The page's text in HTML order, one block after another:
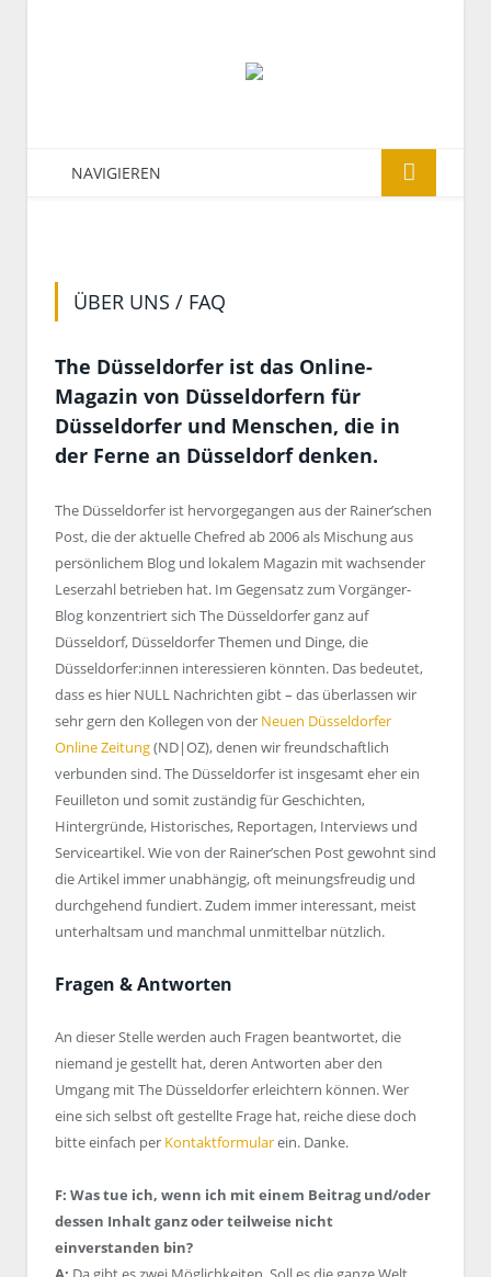
NAVIGIEREN
ÜBER UNS / FAQ
The Düsseldorfer ist das Online-
Magazin von Düsseldorfern für
Düsseldorfer und Menschen, die in
der Ferne an Düsseldorf denken.
The Düsseldorfer ist hervorgegangen aus der Rainer’schen
Post, die der aktuelle Chefred ab 2006 als Mischung aus
persönlichem Blog und lokalem Magazin mit wachsender
Leserzahl betrieben hat. Im Gegensatz zum Vorgänger-
Blog konzentriert sich The Düsseldorfer ganz auf
Düsseldorf, Düsseldorfer Themen und Dinge, die
Düsseldorfer:innen interessieren könnten. Das bedeutet,
dass es hier NULL Nachrichten gibt – das überlassen wir
sehr gern den Kollegen von der Neuen Düsseldorfer
Online Zeitung(ND|OZ), denen wir freundschaftlich
verbunden sind. The Düsseldorfer ist insgesamt eher ein
Feuilleton und somit zuständig für Geschichten,
Hintergründe, Historisches, Reportagen, Interviews und
Serviceartikel. Wie von der Rainer’schen Post gewohnt sind
die Artikel immer unabhängig, oft meinungsfreudig und
durchgehend fundiert. Zudem immer interessant, meist
unterhaltsam und manchmal unmittelbar nützlich.
Fragen & Antworten
An dieser Stelle werden auch Fragen beantwortet, die
niemand je gestellt hat, deren Antworten aber den
Umgang mit The Düsseldorfer erleichtern können. Wer
eine sich selbst oft gestellte Frage hat, reiche diese doch
bitte einfach per Kontaktformularein. Danke.
F: Was tue ich, wenn ich mit einem Beitrag und/oder
dessen Inhalt ganz oder teilweise nicht
einverstanden bin?